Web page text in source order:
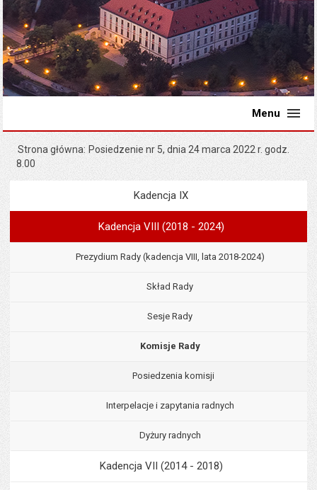
Menu
Strona główna Posiedzenie nr 5, dnia 24 marca 2022 r. godz.
8.00
Menu
Kadencja IX
Kadencja VIII (2018 - 2024)
Prezydium Rady (kadencja VIII, lata 2018-2024)
Skład Rady
Sesje Rady
Komisje Rady
Posiedzenia komisji
Interpelacje i zapytania radnych
Dyżury radnych
Kadencja VII (2014 - 2018)